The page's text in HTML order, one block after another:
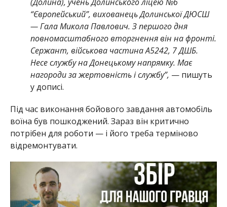
“Європейський”, вихованець Долинської ДЮСШ
— Гала Микола Павлович. З першого дня
повномасштабного вторгнення він на фронті.
Сержант, військова частина А5242, 7 ДШБ.
Несе службу на Донецькому напрямку. Має
нагороди за жертовність і службу”, — пишуть
у дописі.
Під час виконання бойового завдання автомобіль
воїна був пошкоджений. Зараз він критично
потрібен для роботи — і його треба терміново
відремонтувати.